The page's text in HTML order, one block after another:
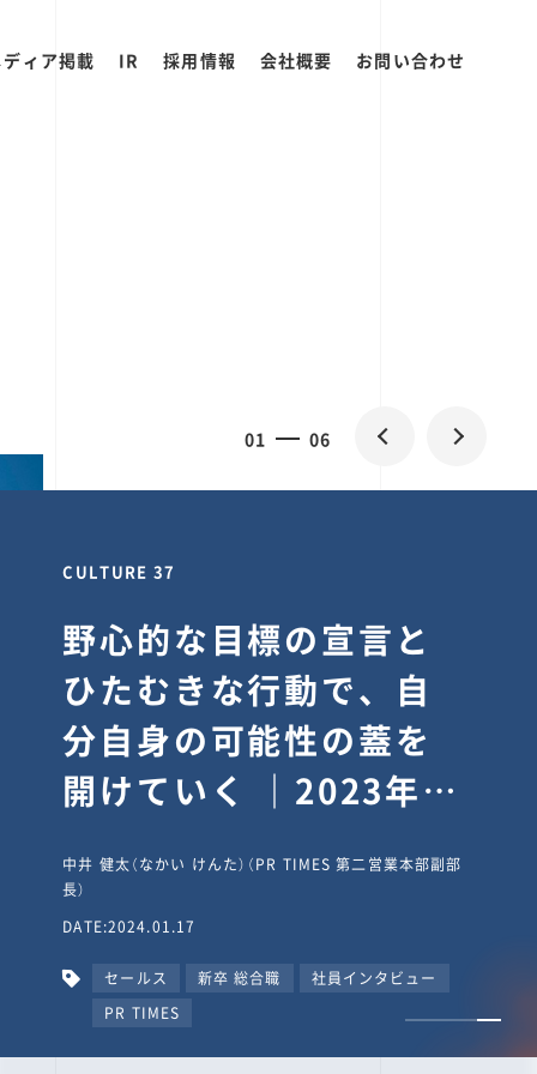
ィア掲載 IR 採用情報 会社概要 お問い合わせ
01 06
CULTURE 37
野心的な目標の宣言と
ひたむきな行動で、自
分自身の可能性の蓋を
開けていく ｜2023年度
タビュー #PR
TIMESな人たち
中井 健太（なかい けんた）（PR TIMES 第二営業本部副部
長）
DATE:2024.01.17
セールス 新卒 総合職
社員インタビュー
PR TIMES